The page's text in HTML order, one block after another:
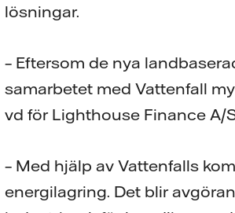
lösningar.
– Eftersom de nya
samarbetet med Vattenfall
vd för Lighthouse Finance A/
– Med hjälp av Vattenfalls
energilagring. Det blir